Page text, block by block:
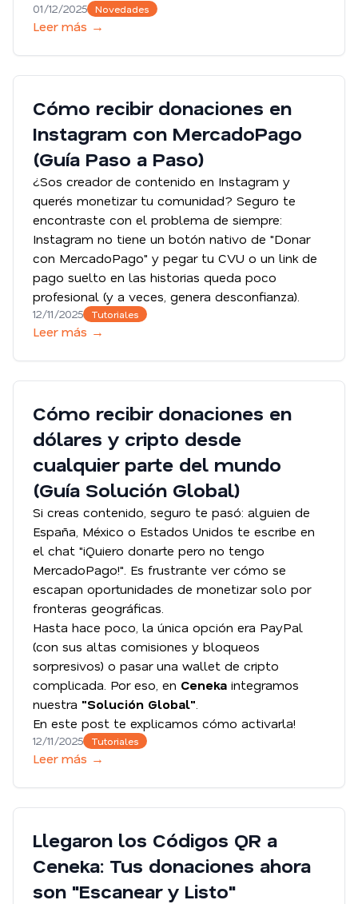
01/12/2025 Novedades
Leer más →
Cómo recibir donaciones en
Instagram con MercadoPago
(Guía Paso a Paso)
¿Sos creador de contenido en Instagram y
querés monetizar tu comunidad? Seguro te
encontraste con el problema de siempre:
Instagram no tiene un botón nativo de "Donar
con MercadoPago" y pegar tu CVU o un link de
pago suelto en las historias queda poco
profesional (y a veces, genera desconfianza).
12/11/2025 Tutoriales
Leer más →
Cómo recibir donaciones en
dólares y cripto desde
cualquier parte del mundo
(Guía Solución Global)
Si creas contenido, seguro te pasó: alguien de
España, México o Estados Unidos te escribe en
el chat "¡Quiero donarte pero no tengo
MercadoPago!". Es frustrante ver cómo se
escapan oportunidades de monetizar solo por
fronteras geográficas.
Hasta hace poco, la única opción era PayPal
(con sus altas comisiones y bloqueos
sorpresivos) o pasar una wallet de cripto
complicada. Por eso, en Ceneka integramos
nuestra "Solución Global"
En este post te explicamos cómo activarla!
12/11/2025 Tutoriales
Leer más →
Llegaron los Códigos QR a
Ceneka: Tus donaciones ahora
son "Escanear y Listo"